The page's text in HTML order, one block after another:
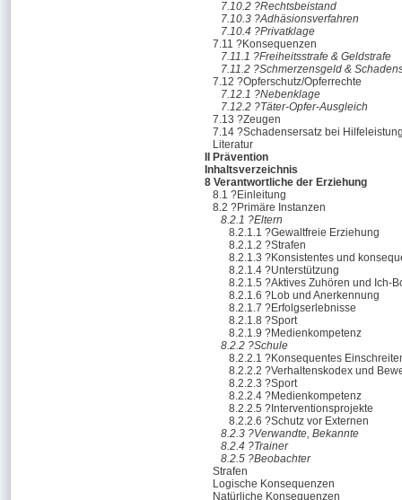
7.10.2 ?Rechtsbeistand
7.10.3 ?Adhäsionsverfahren
7.10.4 ?Privatklage
7.11 ?Konsequenzen
7.11.1 ?Freiheitsstrafe & Geldstrafe
7.11.2 ?Schmerzensgeld &
7.12 ?Opferschutz/Opferrechte
7.12.1 ?Nebenklage
7.12.2 ?Täter-Opfer-Ausgleich
7.13 ?Zeugen
7.14 ?Schadensersatz bei
Literatur
II Prävention
Inhaltsverzeichnis
8 Verantwortliche der Erziehung
8.1 ?Einleitung
8.2 ?Primäre Instanzen
8.2.1 ?Eltern
8.2.1.1 ?Gewaltfreie Erziehung
8.2.1.2 ?Strafen
8.2.1.3 ?Konsistentes und
8.2.1.4 ?Unterstützung
8.2.1.5 ?Aktives Zuhören und Ich-
8.2.1.6 ?Lob und Anerkennung
8.2.1.7 ?Erfolgserlebnisse
8.2.1.8 ?Sport
8.2.1.9 ?Medienkompetenz
8.2.2 ?Schule
8.2.2.1 ?Konsequentes
8.2.2.2 ?Verhaltenskodex und
8.2.2.3 ?Sport
8.2.2.4 ?Medienkompetenz
8.2.2.5 ?Interventionsprojekte
8.2.2.6 ?Schutz vor Externen
8.2.3 ?Verwandte, Bekannte
8.2.4 ?Trainer
8.2.5 ?Beobachter
Strafen
Logische Konsequenzen
Natürliche Konsequenzen